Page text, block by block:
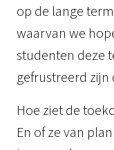
op de lange
waarvan we
studenten deze
gefrustreerd
Hoe ziet de
En of ze van